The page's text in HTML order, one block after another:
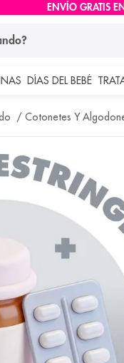
ENVÍO GRATIS
DÍAS DEL BEBÉ
Cotonetes Y
buscados